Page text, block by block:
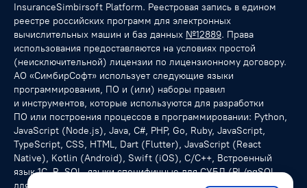
InsuranceSimbirsoft Platform. Реестровая запись в едином
реестре российских программ для электронных
вычислительных машин и баз данных №12889. Права
использования предоставляются на условиях простой
(неисключительной) лицензии по лицензионному договору.
АО «СимбирСофт» использует следующие языки
программирования, ПО и (или) наборы правил
и инструментов, которые используются для разработки
ПО или построения процессов в программировании: Python,
JavaScript (Node.js), Java, C#, PHP, Go, Ruby, JavaScript,
TypeScript, CSS, HTML, Dart (Flutter), JavaScript (React
Native), Kotlin (Android), Swift (iOS), С/C++, Встроенный
язык 1С, R, SQL, языки специфичные для СУБД (PL/pgSQL
для PostgreSQL), NoSQL-запросы.